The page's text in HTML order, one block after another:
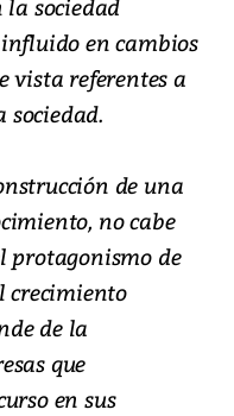
la sociedad
en cambios
vista referentes a
sociedad.
de una
no cabe
protagonismo de
crecimiento
de la
que
en sus